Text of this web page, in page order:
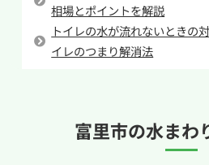
少量だからと軽視せず、「
た時点で原因を確認するこ
判断が難しい場合や、同じ
しています。
相場とポイントを解説
トイレの水が流れないときの
イレのつまり解消法
富里市の水まわ